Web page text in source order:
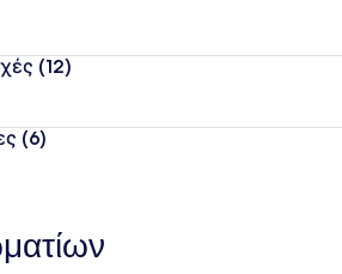
(12)
(6)